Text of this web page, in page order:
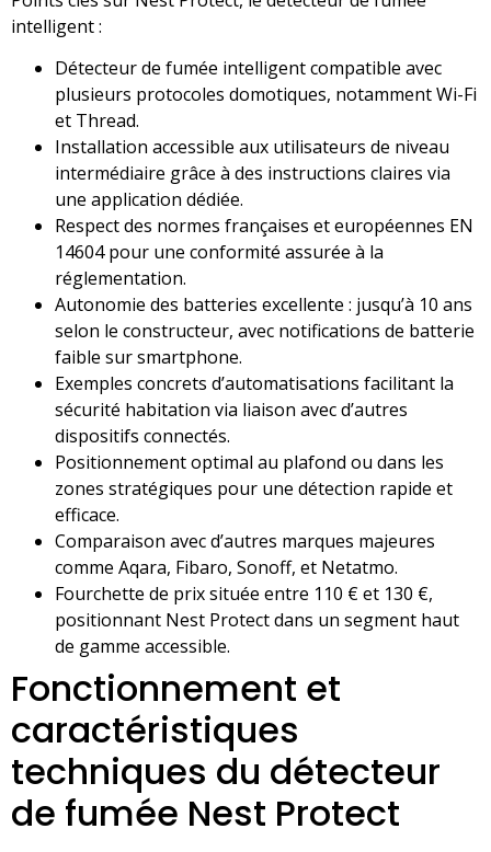
intelligent :
Détecteur de fumée intelligent compatible avec
plusieurs protocoles domotiques, notamment Wi-Fi
et Thread.
Installation accessible aux utilisateurs de niveau
intermédiaire grâce à des instructions claires via
une application dédiée.
Respect des normes françaises et européennes EN
14604 pour une conformité assurée à la
réglementation.
Autonomie des batteries excellente : jusqu’à 10 ans
selon le constructeur, avec notifications de batterie
faible sur smartphone.
Exemples concrets d’automatisations facilitant la
sécurité habitation via liaison avec d’autres
dispositifs connectés.
Positionnement optimal au plafond ou dans les
zones stratégiques pour une détection rapide et
efficace.
Comparaison avec d’autres marques majeures
comme Aqara, Fibaro, Sonoff, et Netatmo.
Fourchette de prix située entre 110 € et 130 €,
positionnant Nest Protect dans un segment haut
de gamme accessible.
Fonctionnement et
caractéristiques
techniques du détecteur
de fumée Nest Protect